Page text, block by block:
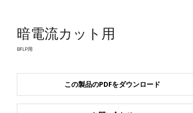
暗電流カット用
BFLP用
この製品のPDFをダウンロード